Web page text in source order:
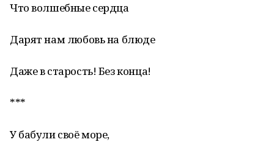
Что волшебные сердца
Дарят нам любовь на блюде
Даже в старость! Без конца!
***
У бабули своё море,